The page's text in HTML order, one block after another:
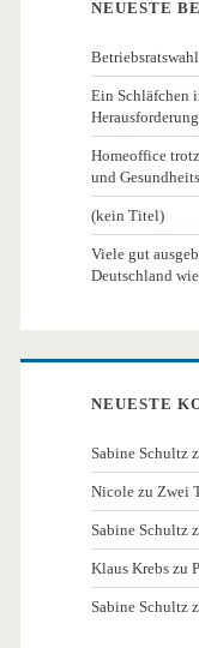
NEUESTE
Ein Schläfchen
Homeoffice
und
(kein Titel)
Viele gut
Deutschland
NEUESTE
Sabine Schultz
Nicole zu Zwei
Sabine Schultz
Klaus Krebs zu
Sabine Schultz